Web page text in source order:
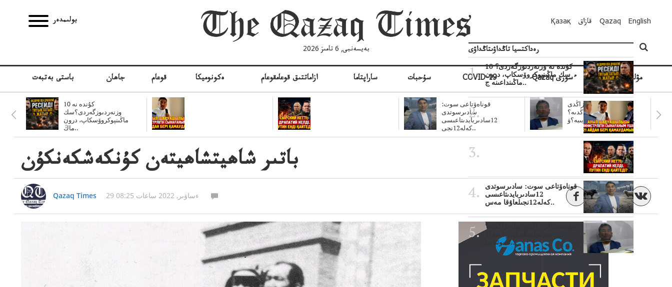
بولىمدەر
بەيسەنبى, 6 تامىز 2026
Қазақ قازاق Qazaq English
باستى بەتبەت جاھان قوعام ەكونوميكا ازاماتتىق قوعامقوعام ساراپتاما سۇحبات COVID-19 Qazaq ءسوزى مۋلتيمەديا
10 كۇندە نە
وزنەردىوزگەردى؟سك
ماڭىنپوكروۆسكاپ، درون
ماڭ..
قوناەۆتاعى سوت:
سادىرسوتدى
12سادىربايدىتاعىسى
كەلە12نجى..
سۋبسيديالار زاڭدى
تولەنزاڭدىە؟
سوتتولەنگەناپتار ايىبە؟ۋ..
باتىر شاھيتشاھيتەن كۇنكەشكەنكۇن
Qazaq Times 29 ءساۋىر, 2022 ساعات 08:25
رەداكتسيا تاڭداۋىتاڭداۋى
10 كۇندە نە وزنەردىوزگەردى؟
سك ماڭىنپوكروۆسكاپ، درون
ماڭىنداعىنە ج..
قوناەۆتاعى سوت: سادىرسوتدى
12سادىربايدىتاعىسى
كەلە12نجىلعاۇقا مەس..
سۋبسيديالار زاڭدى تولەنزاڭدىە؟
تسوتتاعىا..